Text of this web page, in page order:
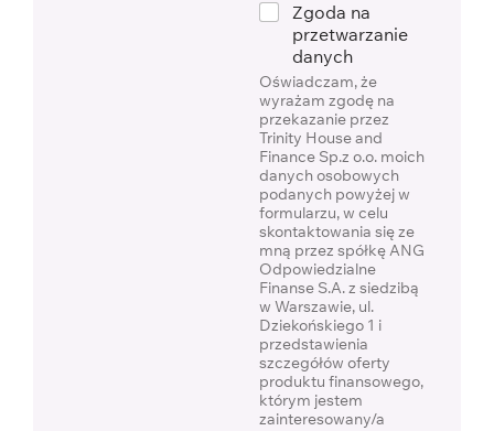
Zgoda na
przetwarzanie
danych
Oświadczam, że
wyrażam zgodę na
przekazanie przez
Trinity House and
Finance Sp.z o.o. moich
danych osobowych
podanych powyżej w
formularzu, w celu
skontaktowania się ze
mną przez spółkę ANG
Odpowiedzialne
Finanse S.A. z siedzibą
w Warszawie, ul.
Dziekońskiego 1 i
przedstawienia
szczegółów oferty
produktu finansowego,
którym jestem
zainteresowany/a